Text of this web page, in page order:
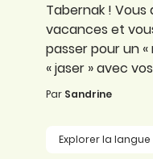
Certifier ses
Évaluer le niveau
salariés
salariés
française
Découvrir nos
Tabernak !
vacances et
passer pour un
« jaser » avec
Par Sandrine
Explorer la